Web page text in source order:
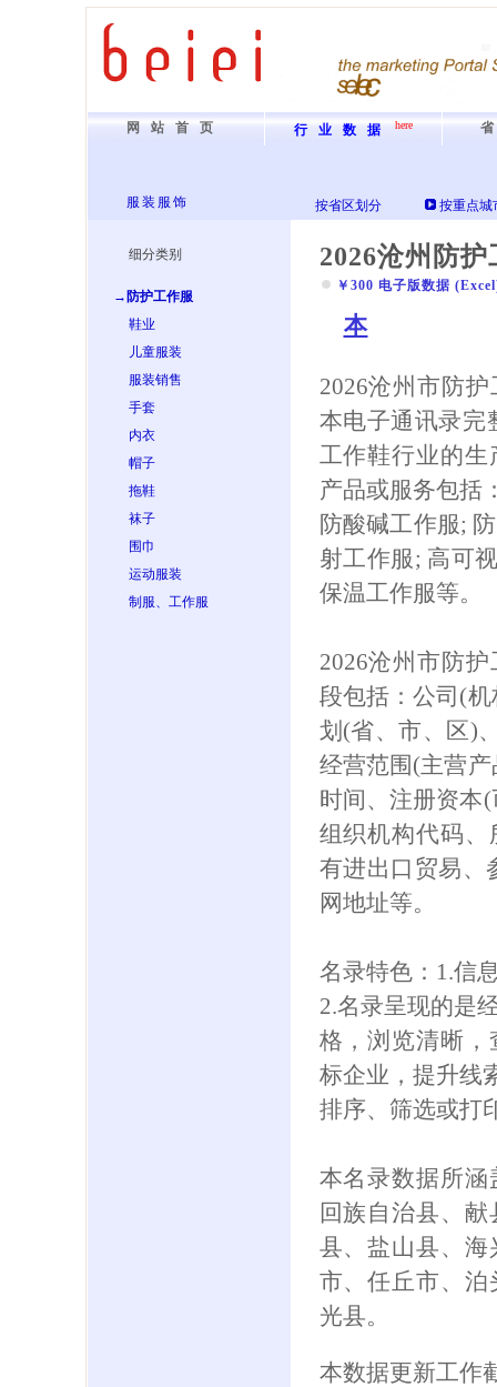
网站首页 行业数据 here
服装服饰 按省区划分 按重点城
细分类别
→防护工作服
鞋业
儿童服装
服装销售
手套
内衣
帽子
拖鞋
袜子
围巾
运动服装
制服、工作服
2026沧州防
￥300 电子版数据
本
2026沧州市防
本电子通讯录完
工作鞋行业的
产品或服务包括
防酸碱工作服;
射工作服; 高可
保温工作服等。
2026沧州市防
段包括：公司(
划(省、市、区)
经营范围(主营
时间、注册资本
组织机构代码
有进出口贸易、
网地址等。
名录特色：1.信
2.名录呈现的是
格，浏览清晰
标企业，提升线
排序、筛选或打
本名录数据所
回族自治县、
县、盐山县、
市、任丘市、
光县。
本数据更新工作